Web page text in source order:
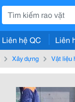
Liên hệ QC Liên
Xây dựng Vật liệu